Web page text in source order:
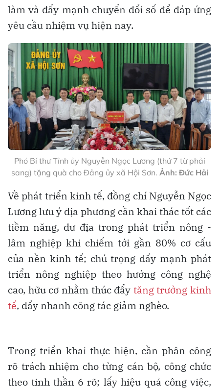
làm và đẩy mạnh chuyển đổi số để đáp ứng
yêu cầu nhiệm vụ hiện nay.
Phó Bí thư Tỉnh ủy Nguyễn Ngọc Lương (thứ 7 từ phải
sang) tặng quà cho Đảng ủy xã Hội Sơn. Ảnh: Đức Hải
Về phát triển kinh tế, đồng chí Nguyễn Ngọc
Lương lưu ý địa phương cần khai thác tốt các
tiềm năng, dư địa trong phát triển nông -
lâm nghiệp khi chiếm tới gần 80% cơ cấu
của nền kinh tế; chú trọng đẩy mạnh phát
triển nông nghiệp theo hướng công nghệ
cao, hữu cơ nhằm thúc đẩy tăng trưởng kinh
tế, đẩy nhanh công tác giảm nghèo.
Trong triển khai thực hiện, cần phân công
rõ trách nhiệm cho từng cán bộ, công chức
theo tinh thần 6 rõ; lấy hiệu quả công việc,